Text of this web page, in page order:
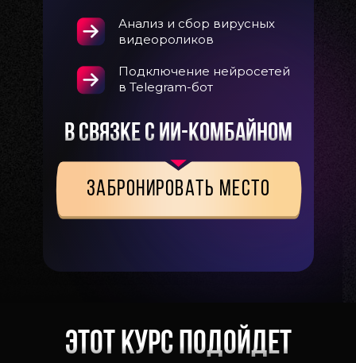
Анализ и сбор вирусных
видеороликов
Подключение нейросетей
в Telegram-бот
в связке с ИИ-комбайном
ЗАБРОНИРОВАТЬ МЕСТО
подойдет
вы:
Этот курс подойдет